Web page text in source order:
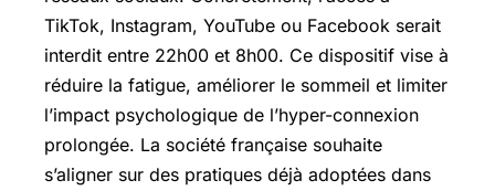
TikTok, Instagram, YouTube ou Facebook serait
interdit entre 22h00 et 8h00. Ce dispositif vise à
réduire la fatigue, améliorer le sommeil et limiter
l’impact psychologique de l’hyper-connexion
prolongée. La société française souhaite
s’aligner sur des pratiques déjà adoptées dans